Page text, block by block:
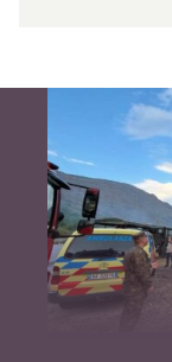
inteligjente
Or Shalom